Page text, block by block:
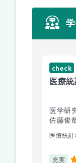
check
医療
医学研
佐藤俊
医療統
充実